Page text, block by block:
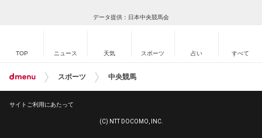
データ提供：日本中央競馬会
TOP ニュース 天気 スポーツ 占い すべて
スポーツ 中央競馬
サイトご利用にあたって
(C) NTT DOCOMO, INC.